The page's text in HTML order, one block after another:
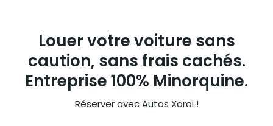
Louer votre voiture sans
caution, sans frais cachés.
Entreprise 100% Minorquine.
Réserver avec Autos Xoroi !